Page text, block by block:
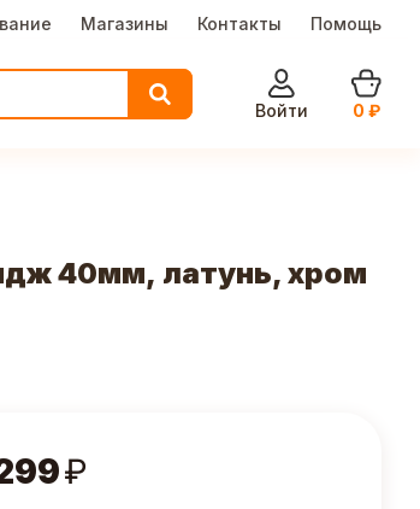
Магазины Контакты Помощь
Войти
0 ₽
40мм, латунь, хром
₽